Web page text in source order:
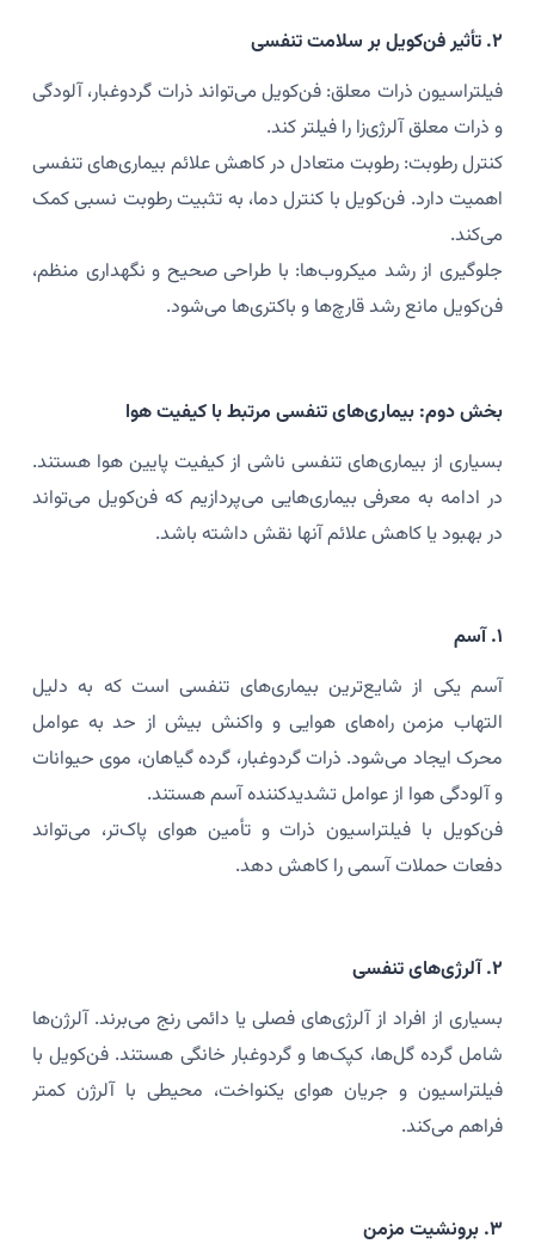
۲. تأثیر فن‌کویل بر سلامت تنفسی
فیلتراسیون ذرات معلق: فن‌کویل می‌تواند ذرات گردوغبار، آلودگی
و ذرات معلق آلرژی‌زا را فیلتر کند.
کنترل رطوبت: رطوبت متعادل در کاهش علائم بیماری‌های تنفسی
اهمیت دارد. فن‌کویل با کنترل دما، به تثبیت رطوبت نسبی کمک
می‌کند.
جلوگیری از رشد میکروب‌ها: با طراحی صحیح و نگهداری منظم،
فن‌کویل مانع رشد قارچ‌ها و باکتری‌ها می‌شود.
بخش دوم: بیماری‌های تنفسی مرتبط با کیفیت هوا
بسیاری از بیماری‌های تنفسی ناشی از کیفیت پایین هوا هستند.
در ادامه به معرفی بیماری‌هایی می‌پردازیم که فن‌کویل می‌تواند
در بهبود یا کاهش علائم آنها نقش داشته باشد.
۱. آسم
آسم یکی از شایع‌ترین بیماری‌های تنفسی است که به دلیل
التهاب مزمن راه‌های هوایی و واکنش بیش از حد به عوامل
محرک ایجاد می‌شود. ذرات گردوغبار، گرده گیاهان، موی حیوانات
و آلودگی هوا از عوامل تشدیدکننده آسم هستند.
فن‌کویل با فیلتراسیون ذرات و تأمین هوای پاک‌تر، می‌تواند
دفعات حملات آسمی را کاهش دهد.
۲. آلرژی‌های تنفسی
بسیاری از افراد از آلرژی‌های فصلی یا دائمی رنج می‌برند. آلرژن‌ها
شامل گرده گل‌ها، کپک‌ها و گردوغبار خانگی هستند. فن‌کویل با
فیلتراسیون و جریان هوای یکنواخت، محیطی با آلرژن کمتر
فراهم می‌کند.
۳. برونشیت مزمن